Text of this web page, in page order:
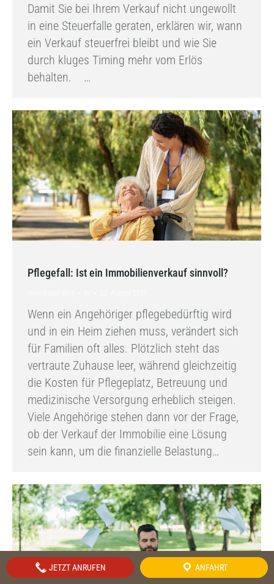
Damit Sie bei Ihrem Verkauf nicht ungewollt
in eine Steuerfalle geraten, erklären wir, wann
ein Verkauf steuerfrei bleibt und wie Sie
durch kluges Timing mehr vom Erlös
behalten. …
Pflegefall: Ist ein Immobilienverkauf sinnvoll?
Wenn ein Angehöriger pflegebedürftig wird
und in ein Heim ziehen muss, verändert sich
für Familien oft alles. Plötzlich steht das
vertraute Zuhause leer, während gleichzeitig
die Kosten für Pflegeplatz, Betreuung und
medizinische Versorgung erheblich steigen.
Viele Angehörige stehen dann vor der Frage,
ob der Verkauf der Immobilie eine Lösung
sein kann, um die finanzielle Belastung…
JETZT ANRUFEN ANFAHRT